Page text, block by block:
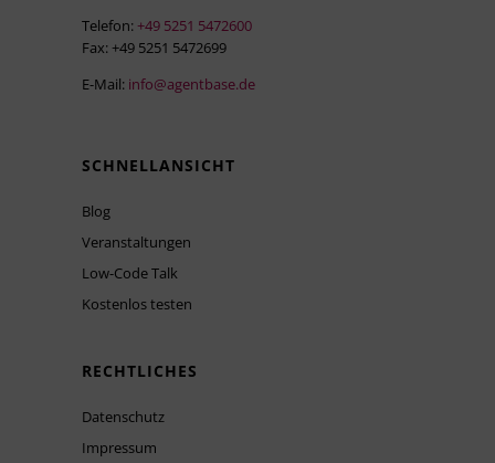
Telefon: +49 5251 5472600
Fax: +49 5251 5472699
E-Mail: info@agentbase.de
SCHNELLANSICHT
Blog
Veranstaltungen
Low-Code Talk
Kostenlos testen
RECHTLICHES
Datenschutz
Impressum